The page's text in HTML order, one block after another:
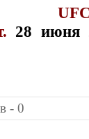
28 июня
- 0